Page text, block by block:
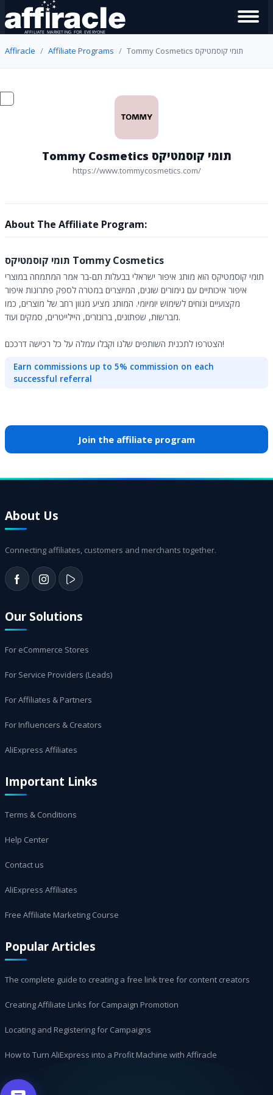
Affiracle Affiliate Programs Tommy Cosmetics תומי קוסמטיקס
Tommy Cosmetics תומי קוסמטיקס
https://www.tommycosmetics.com/
About The Affiliate Program:
תומי קוסמטיקס Tommy Cosmetics
תומי קוסמטיקס הוא מותג איפור ישראלי בבעלות תם-בר אמר המתמחה במוצרי
איפור איכותיים עם גימורים שונים, המיוצרים במטרה לספק פתרונות איפור
מקצועיים ונוחים לשימוש יומיומי. המותג מציע מגוון רחב של מוצרים, כמו
מברשות, שפתונים, ברונזרים, היילייטרים, סמקים ועוד.
הצטרפו לתכנית השותפים שלנו וקבלו עמלה על כל רכישה דרככם!
Earn commissions up to 5% commission on each
successful referral
Join the affiliate program
About Us
Connecting affiliates, customers and merchants together.
Our Solutions
For eCommerce Stores
For Service Providers (Leads)
For Affiliates & Partners
For Influencers & Creators
AliExpress Affiliates
Important Links
Terms & Conditions
Help Center
Contact us
AliExpress Affiliates
Free Affiliate Marketing Course
Popular Articles
The complete guide to creating a free link tree for content creators
Creating Affiliate Links for Campaign Promotion
Locating and Registering for Campaigns
How to Turn AliExpress into a Profit Machine with Affiracle